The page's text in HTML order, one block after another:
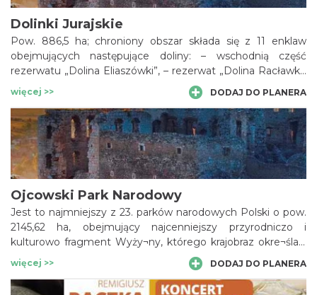
Dolinki Jurajskie
Pow. 886,5 ha; chroniony obszar składa się z 11 enklaw
obejmujących następujące doliny: – wschodnią część
rezerwatu „Dolina Eliaszówki”, – rezerwat „Dolina Racławki”
oraz fragment wierzchowiny ze skałą Krzyżową i Jaskinią
Racławicką, – rezerwat „Dolina Szklarki”, – górny odcinek
Doliny Będkowskiej łącznie z otoczeniem Jaskini
Nietoperzowej oraz dwoma fragmentami wierzchowin w
Jerzmanowicach z tamt. ostańcami Skałką 502 i Łysą oraz
Kozią i Psiklatką, – rezerwat „Wąwóz Bolechowicki” wraz z
zach. wierzchowiną, – rezerwat „Dolina Kluczwody” wraz ze
wsch. zboczem górnej części doliny z grupą skalną Berdo i
Jaskinią Wierzchowską Górną.
więcej >> DODAJ DO PLANERA
Ojcowski Park Narodowy
Jest to najmniejszy z 23. parków narodowych Polski o pow.
2145,62 ha, obejmujący najcenniejszy przyrodniczo i
kulturowo fragment Wyży¬ny, którego krajobraz okre¬ślają
wspomniane doliny Prądnika i Sąspowska.
więcej >> DODAJ DO PLANERA